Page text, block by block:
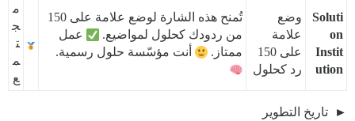
Soluti
on
Instit
ution
وضع
علامة
على 150
رد كحلول
تُمنح هذه الشارة لوضع علامة على 150
من ردودك كحلول لمواضيع.
عمل
ممتاز.
أنت مؤسّسة حلول رسمية.
م
ج
ت
م
ع
تاريخ التطوير